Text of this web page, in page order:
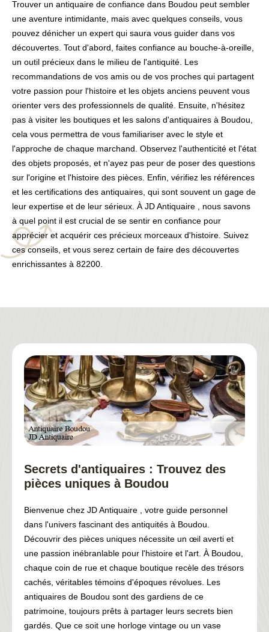
Trouver un antiquaire de confiance dans Boudou peut sembler
une aventure intimidante, mais avec quelques conseils, vous
pouvez dénicher un expert qui saura vous guider dans vos
découvertes. Tout d'abord, faites confiance au bouche-à-oreille,
un outil précieux dans le milieu de l'antiquité. Les
recommandations de vos amis ou de vos proches qui partagent
votre passion pour l'histoire et les objets anciens peuvent vous
orienter vers des professionnels de qualité. Ensuite, n'hésitez
pas à visiter les boutiques et les salons d'antiquaires à Boudou,
cela vous permettra de vous familiariser avec le style et
l'approche de chaque marchand. Observez l'authenticité et l'état
des objets proposés, et n'ayez pas peur de poser des questions
sur l'origine et l'histoire des pièces. Enfin, vérifiez les références
et les certifications des antiquaires, qui sont souvent un gage de
leur expertise et de leur sérieux. À JD Antiquaire , nous savons
à quel point il est crucial de se sentir en confiance pour
apprécier et acquérir ces précieux morceaux d'histoire. Suivez
ces conseils, et vous serez certain de faire des découvertes
enrichissantes à 82200.
Secrets d'antiquaires : Trouvez des
pièces uniques à Boudou
Bienvenue chez JD Antiquaire , votre guide personnel
dans l'univers fascinant des antiquités à Boudou.
Découvrir des pièces uniques nécessite un œil averti et
une passion inébranlable pour l'histoire et l'art. À Boudou,
chaque coin de rue et chaque boutique recèle des trésors
cachés, véritables témoins d'époques révolues. Les
antiquaires de Boudou sont des gardiens de ce
patrimoine, toujours prêts à partager leurs secrets bien
gardés. Que ce soit une horloge vintage ou un vase